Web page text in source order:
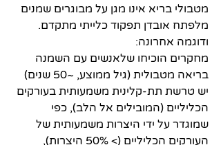
מטבולי בריא אינו מגן על מבוגרים שמנים
מלפתח אובדן תפקוד כלייתי מתקדם.
ודוגמה אחרונה:
מחקרים הוכיחו שלאנשים עם השמנה
בריאה מטבולית (גיל ממוצע, ~50 שנים)
יש טרשת תת-קלינית משמעותית בעורקים
הכליליים (המובילים אל הלב), כפי
שמוגדר על ידי היצרות משמעותית של
העורקים הכליליים (> 50% היצרות),